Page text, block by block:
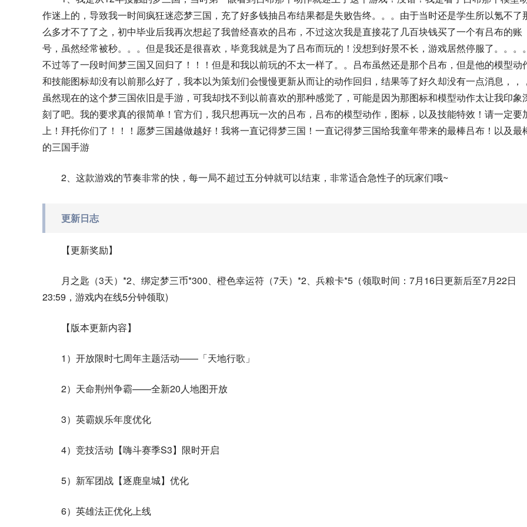
作迷上的，导致我一时间疯狂迷恋梦三国，充了好多钱抽吕布结果都是失败告终。。。由于当时还是学生所以氪不了
么多才不了了之，初中毕业后我再次想起了我曾经喜欢的吕布，不过这次我是直接花了几百块钱买了一个有吕布的账
号，虽然经常被秒。。。但是我还是很喜欢，毕竟我就是为了吕布而玩的！没想到好景不长，游戏居然停服了。。。。
不过等了一段时间梦三国又回归了！！！但是和我以前玩的不太一样了。。吕布虽然还是那个吕布，但是他的模型动
和技能图标却没有以前那么好了，我本以为策划们会慢慢更新从而让的动作回归，结果等了好久却没有一点消息，，，
虽然现在的这个梦三国依旧是手游，可我却找不到以前喜欢的那种感觉了，可能是因为那图标和模型动作太让我印象
刻了吧。我的要求真的很简单！官方们，我只想再玩一次的吕布，吕布的模型动作，图标，以及技能特效！请一定要
上！拜托你们了！！！愿梦三国越做越好！我将一直记得梦三国！一直记得梦三国给我童年带来的最棒吕布！以及最
的三国手游
2、这款游戏的节奏非常的快，每一局不超过五分钟就可以结束，非常适合急性子的玩家们哦~
更新日志
【更新奖励】
月之匙（3天）*2、绑定梦三币*300、橙色幸运符（7天）*2、兵粮卡*5（领取时间：7月16日更新后至7月22日
23:59，游戏内在线5分钟领取)
【版本更新内容】
1）开放限时七周年主题活动——「天地行歌」
2）天命荆州争霸——全新20人地图开放
3）英霸娱乐年度优化
4）竞技活动【嗨斗赛季S3】限时开启
5）新军团战【逐鹿皇城】优化
6）英雄法正优化上线